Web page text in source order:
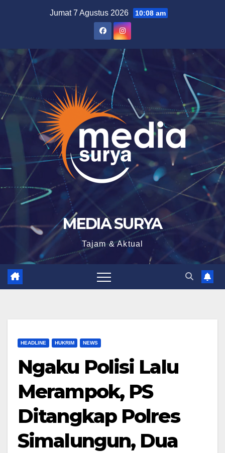
Jumat 7 Agustus 2026 10:08 am
MEDIA SURYA
Tajam & Aktual
HEADLINE HUKRIM NEWS
Ngaku Polisi Lalu
Merampok, PS
Ditangkap Polres
Simalungun, Dua